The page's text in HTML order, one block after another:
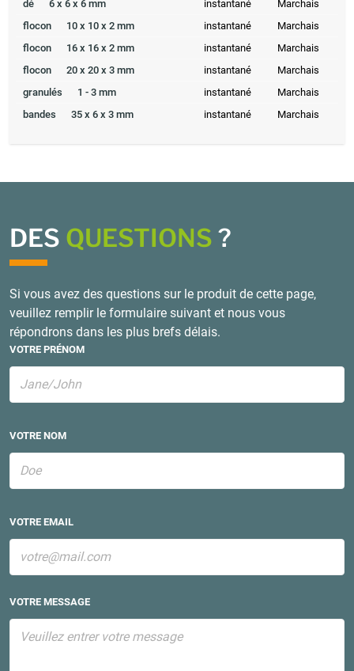
dé 6 x 6 x 6 mm instantané
Marchais
flocon
10 x 10 x 2 mm instantané
Marchais
flocon
16 x 16 x 2 mm instantané
Marchais
flocon
20 x 20 x 3 mm instantané
Marchais
granulés
1 - 3 mm instantané
Marchais
bandes
35 x 6 x 3 mm instantané Marchais
DES QUESTIONS ?
Si vous avez des questions sur le produit de cette page,
veuillez remplir le formulaire suivant et nous vous
répondrons dans les plus brefs délais.
VOTRE PRÉNOM
VOTRE NOM
VOTRE EMAIL
VOTRE MESSAGE